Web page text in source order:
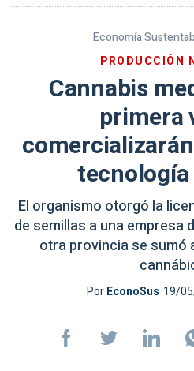
Economía
PRODUCCIÓN
Cannabis
primera
El organismo otorgó la
de semillas a una empresa
otra provincia se sumó
PorEconoSus 19/